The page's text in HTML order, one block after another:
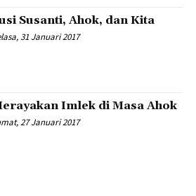
Susanti, Ahok, dan Kita
31 Januari 2017
Imlek di Masa Ahok
27 Januari 2017